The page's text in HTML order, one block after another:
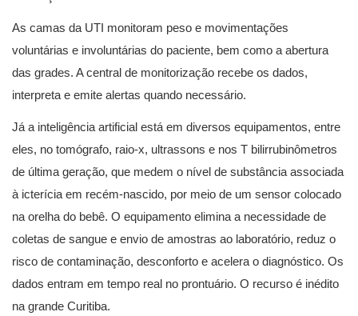
As camas da UTI monitoram peso e movimentações
voluntárias e involuntárias do paciente, bem como a abertura
das grades. A central de monitorização recebe os dados,
interpreta e emite alertas quando necessário.
Já a inteligência artificial está em diversos equipamentos, entre
eles, no tomógrafo, raio-x, ultrassons e nos T bilirrubinômetros
de última geração, que medem o nível de substância associada
à icterícia em recém-nascido, por meio de um sensor colocado
na orelha do bebê. O equipamento elimina a necessidade de
coletas de sangue e envio de amostras ao laboratório, reduz o
risco de contaminação, desconforto e acelera o diagnóstico. Os
dados entram em tempo real no prontuário. O recurso é inédito
na grande Curitiba.